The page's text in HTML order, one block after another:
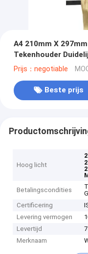
A4 210mm X
Tekenhouder
Prijs：negotiable
Beste prijs
Hoog licht
Betalingscondities
Certificering
Levering vermogen
Levertijd
Merknaam